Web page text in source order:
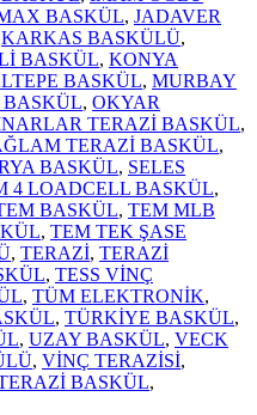
BASKÜL, JADAVER
KARKAS BASKÜLÜ,
BASKÜL, KONYA
BASKÜL, MURBAY
BASKÜL, OKYAR
TERAZİ BASKÜL,
TERAZİ BASKÜL,
BASKÜL, SELES
4 LOADCELL BASKÜL,
BASKÜL, TEM MLB
, TEM TEK ŞASE
, TERAZİ, TERAZİ
, TESS VİNÇ
, TÜM ELEKTRONİK,
, TÜRKİYE BASKÜL,
, UZAY BASKÜL, VECK
, VİNÇ TERAZİSİ,
BASKÜL,